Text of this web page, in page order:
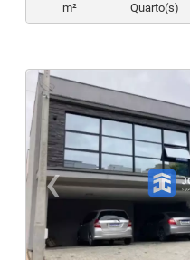
m²
Quarto(s)
‹